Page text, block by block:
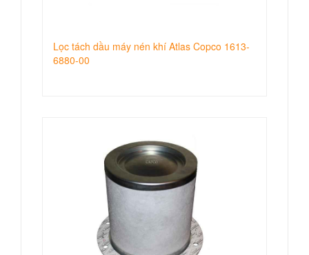
Lọc tách dầu máy nén khí Atlas Copco 1613-
6880-00